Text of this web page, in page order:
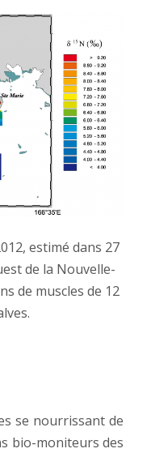
estimé dans 27
de la Nouvelle-
de muscles de 12
se nourrissant de
bio-moniteurs des